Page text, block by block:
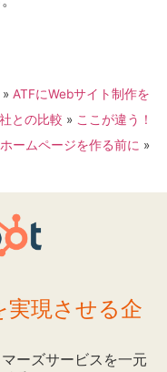
» ATFにWebサイト制作を
との比較 » ここが違う！
ホームページを作る前に »
実現させる企
ーズサービスを一元